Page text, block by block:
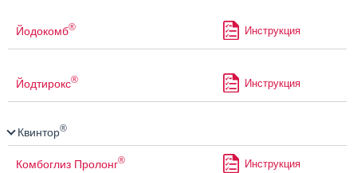
Йодокомб® Инструкция
Йодтирокс® Инструкция
Квинтор®
Комбоглиз Пролонг® Инструкция